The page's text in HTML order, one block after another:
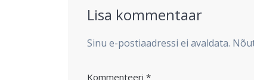
Lisa kommentaar
Sinu e-postiaadressi ei avaldata.
Kommenteeri*